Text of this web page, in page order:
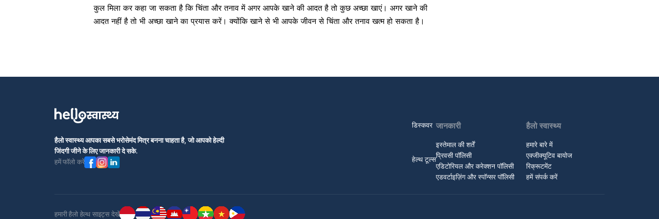
कुल मिला कर कहा जा सकता है कि चिंता और तनाव में अगर आपके खाने की आदत है तो कुछ अच्छा खाएं। अगर खाने की
आदत नहीं है तो भी अच्छा खाने का प्रयास करें। क्योंकि खाने से भी आपके जीवन से चिंता और तनाव खत्म हो सकता है।
हैलो स्वास्थ्य आपका सबसे भरोसेमंद मित्र बनना चाहता है, जो आपको हेल्दी
जिंदगी जीने के लिए जानकारी दे सके.
हमें फॉलो करें
डिस्कवर
हेल्थ टूल्स
जानकारी
इस्तेमाल की शर्तें
प्रिवसी पॉलिसी
एडिटोरियल और करेक्शन पॉलिसी
एडवर्टाइज़िंग और स्पॉन्सर पॉलिसी
हैलो स्वास्थ्य
हमारे बारे में
एक्जीक्यूटिव बायोज
रिक्रूटमेंट
हमें संपर्क करें
हमारी हैलो हेल्थ साइट्स देखें